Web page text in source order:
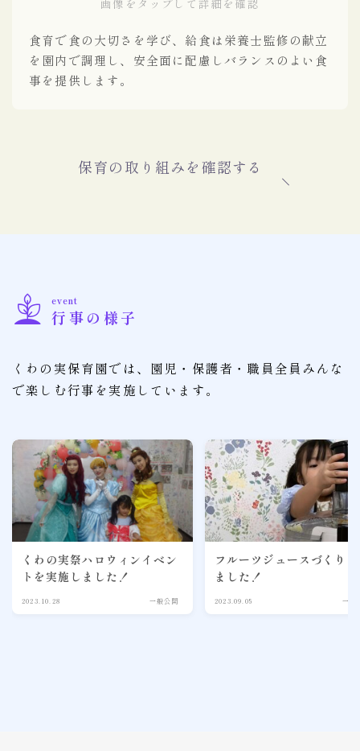
画像をタップして詳細を確認
食育で食の大切さを学び、給食は栄養士監修の献立
を園内で調理し、安全面に配慮しバランスのよい食
事を提供します。
保育の取り組みを確認する
event
行事の様子
くわの実保育園では、園児・保護者・職員全員みんな
で楽しむ行事を実施しています。
くわの実祭ハロウィンイベン
トを実施しました！
2023.10.28 一般公開
フルーツジュースづくり
ました！
2023.09.05 一般